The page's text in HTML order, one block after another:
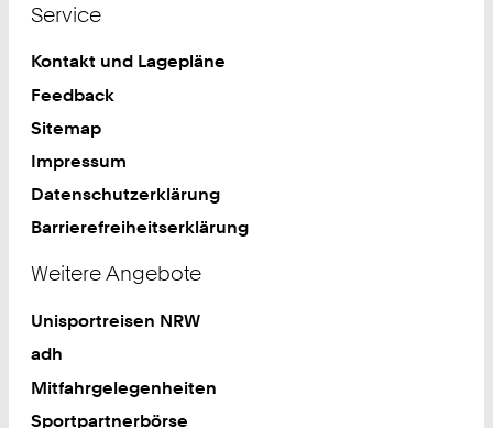
Service
Kontakt und Lagepläne
Feedback
Sitemap
Impressum
Datenschutzerklärung
Barrierefreiheitserklärung
Weitere Angebote
Unisportreisen NRW
adh
Mitfahrgelegenheiten
Sportpartnerbörse